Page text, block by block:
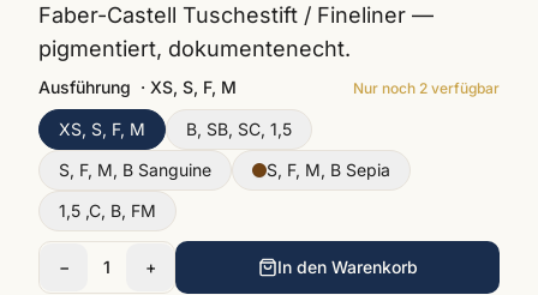
Faber-Castell Tuschestift / Fineliner —
pigmentiert, dokumentenecht.
Ausführung · XS, S, F, M Nur noch 2 verfügbar
XS, S, F, M
B, SB, SC, 1,5
S, F, M, B Sanguine
S, F, M, B Sepia
1,5 ,C, B, FM
− 1 + In den Warenkorb